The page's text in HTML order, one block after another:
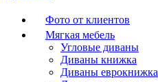
Фото от клиентов
Мягкая мебель
Угловые диваны
Диваны книжка
Диваны еврокнижка